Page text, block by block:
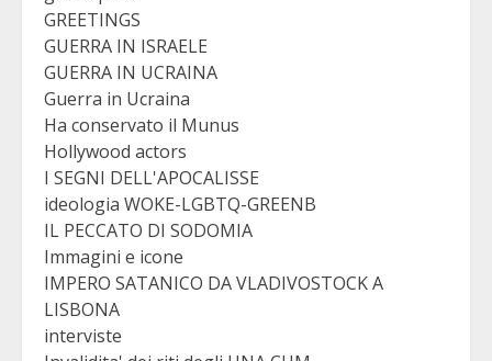
GREETINGS
GUERRA IN ISRAELE
GUERRA IN UCRAINA
Guerra in Ucraina
Ha conservato il Munus
Hollywood actors
I SEGNI DELL'APOCALISSE
ideologia WOKE-LGBTQ-GREENB
IL PECCATO DI SODOMIA
Immagini e icone
IMPERO SATANICO DA VLADIVOSTOCK A
LISBONA
interviste